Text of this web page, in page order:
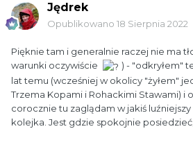
Jędrek
Opublikowano 18 Sierpnia 2022
Pięknie tam i generalnie raczej nie ma
warunki oczywiście
) - "odkryłem"
lat temu (wcześniej w okolicy "żyłem"
Trzema Kopami i Rohackimi Stawami) i
corocznie tu zaglądam w jakiś
kolejka. Jest gdzie spokojnie